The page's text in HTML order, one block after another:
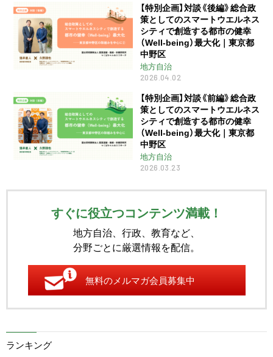
【特別企画】対談《後編》総合政
策としてのスマートウエルネス
シティで創造する都市の健幸
（Well-being）最大化｜東京都
中野区
地方自治
2026.04.02
【特別企画】対談《前編》総合政
策としてのスマートウエルネス
シティで創造する都市の健幸
（Well-being）最大化｜東京都
中野区
地方自治
2026.03.23
すぐに役立つコンテンツ満載！
地方自治、行政、教育など、
分野ごとに厳選情報を配信。
無料のメルマガ会員募集中
ランキング